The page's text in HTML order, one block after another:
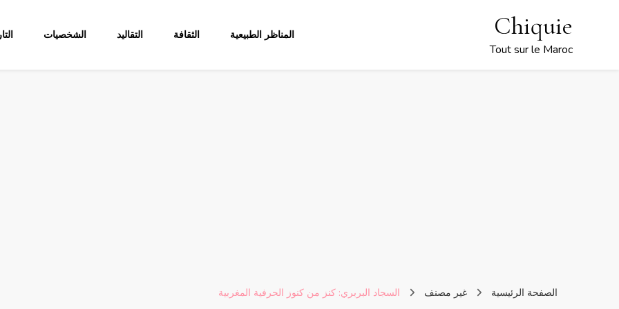
Chiquie
Tout sur le Maroc
المناظر الطبيعية الثقافة التقاليد الشخصيات
الصفحة الرئيسية غير مصنف السجاد البربري: كنز من كنوز الحرفية المغربية